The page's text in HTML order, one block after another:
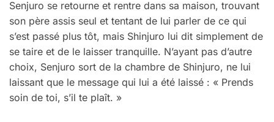
Senjuro se retourne et rentre dans sa maison, trouvant
son père assis seul et tentant de lui parler de ce qui
s’est passé plus tôt, mais Shinjuro lui dit simplement de
se taire et de le laisser tranquille. N’ayant pas d’autre
choix, Senjuro sort de la chambre de Shinjuro, ne lui
laissant que le message qui lui a été laissé : « Prends
soin de toi, s’il te plaît. »